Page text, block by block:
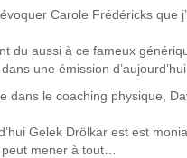
Carole Frédéricks que
du aussi à ce fameux
une émission
dans le coaching physique,
Gelek Drölkar est est
mener à tout…